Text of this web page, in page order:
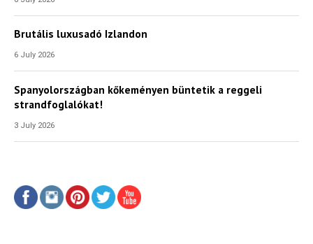
Brutális luxusadó Izlandon
6 July 2026
Spanyolországban kőkeményen büntetik a reggeli
strandfoglalókat!
3 July 2026